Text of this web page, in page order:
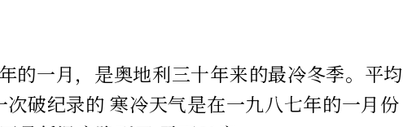
的一月，是奥地利三十年来的最冷冬季。平均
次破纪录的 寒冷天气是在一九八七年的一月份